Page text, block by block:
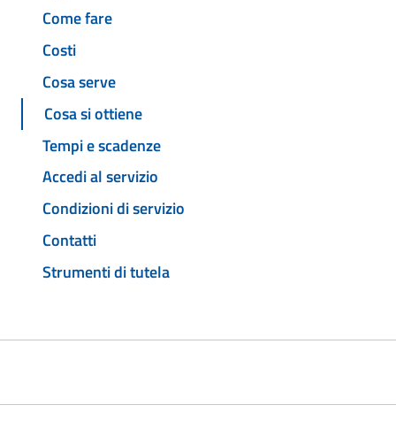
Come fare
Costi
Cosa serve
Cosa si ottiene
Tempi e scadenze
Accedi al servizio
Condizioni di servizio
Contatti
Strumenti di tutela